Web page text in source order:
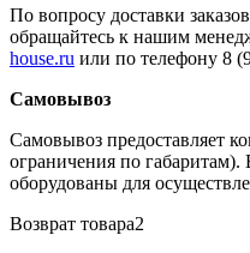
По вопросу доставки
обращайтесь к нашим
house.ru или по телефону 8
Самовывоз
Самовывоз предоставляет
ограничения по
оборудованы для
Возврат товара2